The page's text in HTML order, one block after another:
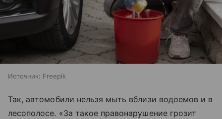
Источник: Freepik
Так, автомобили нельзя мыть вблизи водоемов и в
лесополосе. «За такое правонарушение грозит